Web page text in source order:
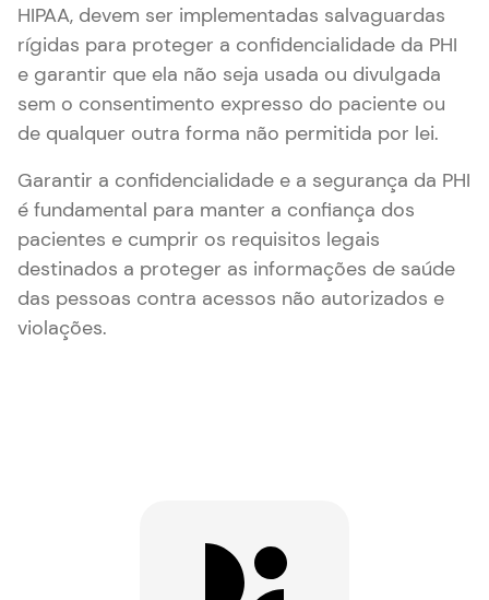
HIPAA, devem ser implementadas salvaguardas
rígidas para proteger a confidencialidade da PHI
e garantir que ela não seja usada ou divulgada
sem o consentimento expresso do paciente ou
de qualquer outra forma não permitida por lei.
Garantir a confidencialidade e a segurança da PHI
é fundamental para manter a confiança dos
pacientes e cumprir os requisitos legais
destinados a proteger as informações de saúde
das pessoas contra acessos não autorizados e
violações.